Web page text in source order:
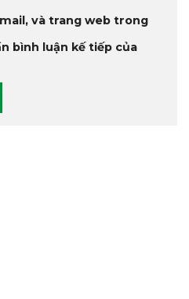
và trang web trong
bình luận kế tiếp của